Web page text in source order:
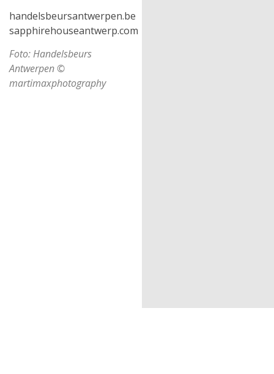
handelsbeursantwerpen.be
sapphirehouseantwerp.com
Foto: Handelsbeurs
Antwerpen ©
martimaxphotography